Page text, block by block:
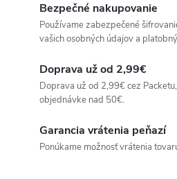
Bezpečné nakupovanie
Používame zabezpečené
vašich osobných údajov a
Doprava už od 2,99€
Doprava už od 2,99€ cez
objednávke nad 50€.
Garancia vrátenia peňazí
Ponúkame možnosť vrátenia